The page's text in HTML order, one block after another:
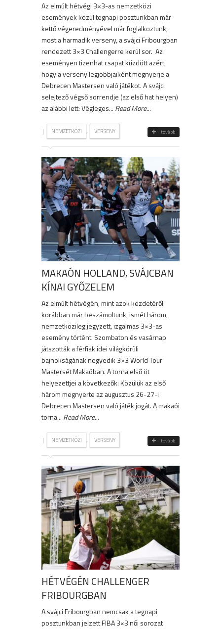
Az elmúlt hétvégi 3×3-as nemzetközi
események közül tegnapi posztunkban már
kettő végeredményével már foglalkoztunk,
most a harmadik verseny, a svájci Fribourgban
rendezett 3×3 Challengerre kerül sor. Az
eseményen tizenhat csapat küzdött azért,
hogy a verseny legjobbjaiként megnyerje a
Debrecen Mastersen való játékot. A svájci
selejtező végső sorrendje (az első hat helyen)
az alábbi lett: Végleges... Read More...
| NEMZETKÖZI , VERSENY tovább
MAKAÓN HOLLAND, SVÁJCBAN
KÍNAI GYŐZELEM
Az elmúlt hétvégén, mint azok kezdetéről
korábban már beszámoltunk, ismét három,
nemzetközileg jegyzett, izgalmas 3×3-as
esemény történt. Szombaton és vasárnap
játszották a férfiak idei világkörüli
bajnokságának negyedik 3×3 World Tour
Mastersét Makaóban. A torna első öt
helyezettjei a következők: Közülük az első
három megnyerte az augusztus 26-27-i
Debrecen Mastersen való játék jogát. A makaói
torna... Read More...
| NEMZETKÖZI , VERSENY tovább
HÉTVÉGÉN CHALLENGER
FRIBOURGBAN
A svájci Fribourgban nemcsak a tegnapi
posztunkban jelzett FIBA 3×3 női sorozat